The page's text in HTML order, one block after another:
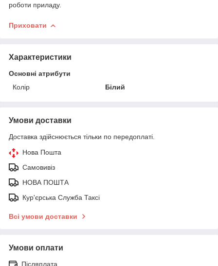
роботи приладу.
Приховати
Характеристики
Основні атрибути
Колір
Білий
Умови доставки
Доставка здійснюється тільки по передоплаті.
Нова Пошта
Самовивіз
НОВА ПОШТА
Кур'єрська Служба Таксі
Всі умови доставки
Умови оплати
Післяплата